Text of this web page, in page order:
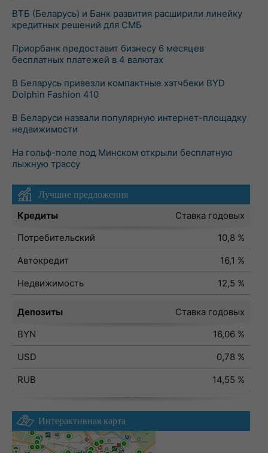
ВТБ (Беларусь) и Банк развития расширили линейку
кредитных решений для СМБ
Приорбанк предоставит бизнесу 6 месяцев
бесплатных платежей в 4 валютах
В Беларусь привезли компактные хэтчбеки BYD
Dolphin Fashion 410
В Беларуси назвали популярную интернет-площадку
недвижимости
На гольф-поле под Минском открыли бесплатную
лыжную трассу
Лучшие предложения
Кредиты
Ставка годовых
Потребительский
10,8 %
Автокредит
16,1 %
Недвижимость
12,5 %
Депозиты
Ставка годовых
BYN
16,06 %
USD
0,78 %
RUB
14,55 %
Интерактивная карта